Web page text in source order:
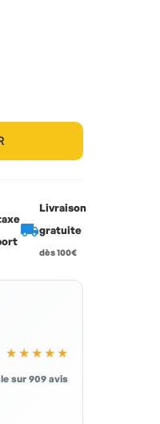
local_shipping
Livraison
gratuite
dès 100€
★★★★★
sur 909 avis